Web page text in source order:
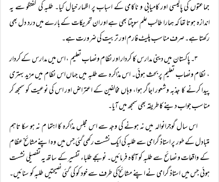
جماعتوں کی پالیسی اور کامیابی و ناکامی کے اسباب پر اظہار خیال کیا۔ طلبہ کی گفتگو سے یہ
اندازہ ہوتا تھا کہ ہمارا طالب علم سوچتا بھی ہے اور ان تحریکات کے بارے میں درد دل بھی
رکھتا ہے۔ صرف مناسب پلیٹ فارم اور تربیت کی ضرورت ہے۔
۳۔ پاکستان میں دینی مدارس کا کردار اور نظام ونصاب تعلیم ، اس میں مدارس کے کردار
، نظام ونصاب تعلیم پر بحث ہوئی۔ اس مذاکرہ سے طلبہ میں جہاں اس نظام میں مزید بہتری
پیدا کرنے کا جذبہ وشعور اجاگر ہوا، وہاں مخالفین کے اعتراض اور اس کی نوعیت کو سمجھ کر
مناسب جواب دینے کا طریقہ بھی سمجھ میں آیا۔
اس سال گوجرانوالہ میں نہ ہونے کی وجہ سے اس مجلس مذاکرہ کا اہتما م نہ ہو سکا تاہم
متبادل کے طور پر استاذ گرامی سے طلبہ کی ایک نشست رکھی گئی جس میں وہ اپنے مشائخ عظام
کے واقعات و نصائح سے طلبہ کو آگاہ فرمائیں۔ نو بجے طلباء تفسیر کے ساتھ یہ تفصیلی نشست
ہوئی جس میں استاذ گرامی نے اپنے مشائخ کی طرف سے خود کو کی گئی نصیحتیں طلبہ کو سنائیں۔